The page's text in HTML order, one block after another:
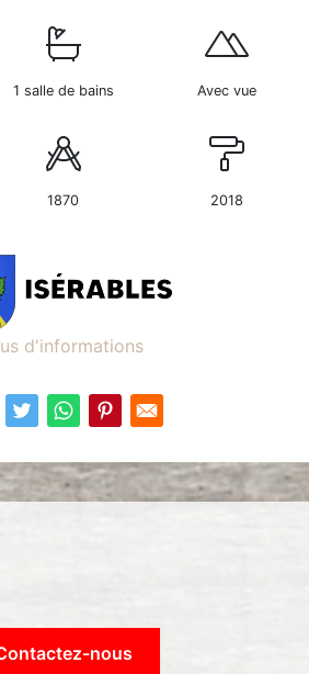
1 salle de bains Avec vue
1870 2018
d'informations
nous